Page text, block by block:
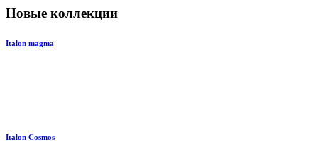
Новые коллекции
Italon magma
Italon Cosmos